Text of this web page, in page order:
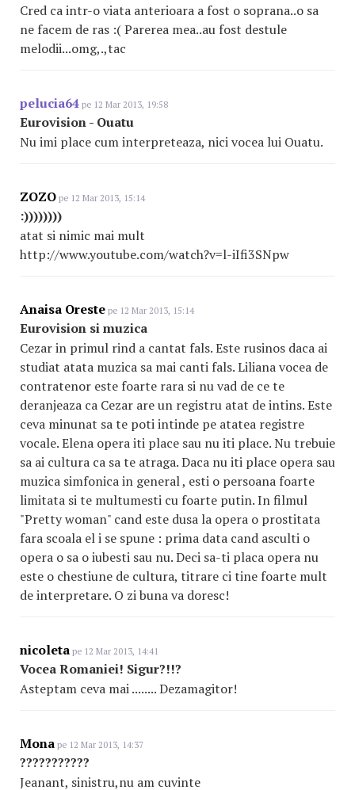
Cred ca intr-o viata anterioara a fost o soprana..o sa
ne facem de ras :( Parerea mea..au fost destule
melodii...omg,.,tac
pelucia64 pe 12 Mar 2013, 19:58
Eurovision - Ouatu
Nu imi place cum interpreteaza, nici vocea lui Ouatu.
ZOZO pe 12 Mar 2013, 15:14
:))))))))
atat si nimic mai mult
http://www.youtube.com/watch?v=l-iIfi3SNpw
Anaisa Oreste pe 12 Mar 2013, 15:14
Eurovision si muzica
Cezar in primul rind a cantat fals. Este rusinos daca ai
studiat atata muzica sa mai canti fals. Liliana vocea de
contratenor este foarte rara si nu vad de ce te
deranjeaza ca Cezar are un registru atat de intins. Este
ceva minunat sa te poti intinde pe atatea registre
vocale. Elena opera iti place sau nu iti place. Nu trebuie
sa ai cultura ca sa te atraga. Daca nu iti place opera sau
muzica simfonica in general , esti o persoana foarte
limitata si te multumesti cu foarte putin. In filmul
"Pretty woman" cand este dusa la opera o prostitata
fara scoala el i se spune : prima data cand asculti o
opera o sa o iubesti sau nu. Deci sa-ti placa opera nu
este o chestiune de cultura, titrare ci tine foarte mult
de interpretare. O zi buna va doresc!
nicoleta pe 12 Mar 2013, 14:41
Vocea Romaniei! Sigur?!!?
Asteptam ceva mai ........ Dezamagitor!
Mona pe 12 Mar 2013, 14:37
???????????
Jeanant, sinistru,nu am cuvinte